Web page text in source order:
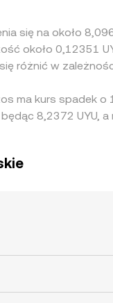
się na około
około 0,12351
różnić w
ma kurs spadek
8,2372 UYU,